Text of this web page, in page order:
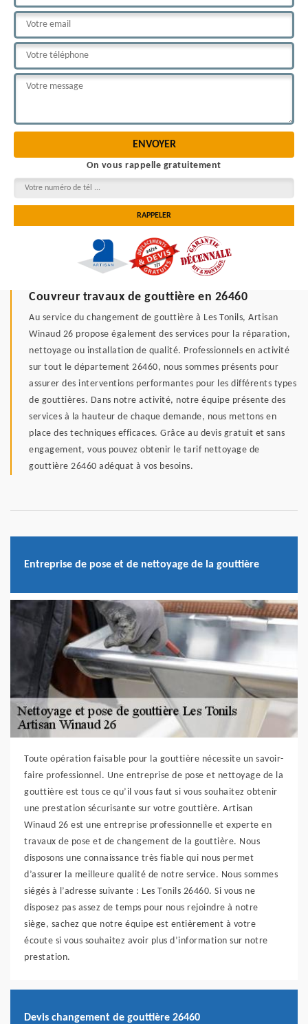
On vous rappelle gratuitement
Couvreur travaux de gouttière en 26460
Au service du changement de gouttière à Les Tonils, Artisan
Winaud 26 propose également des services pour la réparation,
nettoyage ou installation de qualité. Professionnels en activité
sur tout le département 26460, nous sommes présents pour
assurer des interventions performantes pour les différents types
de gouttières. Dans notre activité, notre équipe présente des
services à la hauteur de chaque demande, nous mettons en
place des techniques efficaces. Grâce au devis gratuit et sans
engagement, vous pouvez obtenir le tarif nettoyage de
gouttière 26460 adéquat à vos besoins.
Entreprise de pose et de nettoyage de la gouttière
Toute opération faisable pour la gouttière nécessite un savoir-
faire professionnel. Une entreprise de pose et nettoyage de la
gouttière est tous ce qu’il vous faut si vous souhaitez obtenir
une prestation sécurisante sur votre gouttière. Artisan
Winaud 26 est une entreprise professionnelle et experte en
travaux de pose et de changement de la gouttière. Nous
disposons une connaissance très fiable qui nous permet
d’assurer la meilleure qualité de notre service. Nous sommes
siégés à l’adresse suivante : Les Tonils 26460. Si vous ne
disposez pas assez de temps pour nous rejoindre à notre
siège, sachez que notre équipe est entièrement à votre
écoute si vous souhaitez avoir plus d’information sur notre
prestation.
Devis changement de gouttière 26460